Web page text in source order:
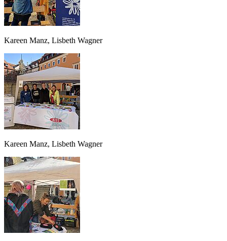
Kareen Manz, Lisbeth Wagner
Kareen Manz, Lisbeth Wagner